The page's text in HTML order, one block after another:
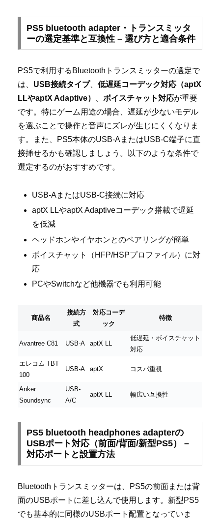
PS5 bluetooth adapter・トランスミッタ
ーの選定基準と互換性 – 選び方と適合条件
PS5で利用するBluetoothトランスミッターの選定で
は、 USB接続タイプ、 低遅延コーデック対応（aptX
LLやaptX Adaptive）
、 ボイスチャット対応が重要
です。特にゲーム用途の場合、遅延が少ないモデル
を選ぶことで操作と音声にズレが生じにくくなりま
す。また、PS5本体のUSB-AまたはUSB-C端子に直
接挿せるかも確認しましょう。以下のような条件で
選定するのがおすすめです。
USB-AまたはUSB-C接続に対応
aptX LLやaptX Adaptiveコーデック搭載で遅延
を低減
ヘッドホンやイヤホンとのペアリングが簡単
ボイスチャット（HFP/HSPプロファイル）に対
応
PCやSwitchなど他機器でも利用可能
商品名
接続方
式
対応コーデ
ック
特徴
Avantree C81 USB-A aptX LL
低遅延・ボイスチャット
対応
エレコム TBT-
100
USB-A aptX コスパ重視
Anker
Soundsync
USB-
A/C
aptX LL 幅広い互換性
PS5 bluetooth headphones adapterの
USBポート対応（前面/背面/新型PS5） –
対応ポートと設置方法
Bluetoothトランスミッターは、PS5の前面または背
面のUSBポートに差し込んで使用します。新型PS5
でも基本的に同様のUSBポート配置となっていま